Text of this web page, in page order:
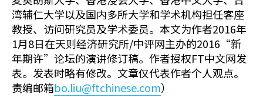
湾辅仁大学以及国内多所大学和学术机构担任客座
教授、访问研究员及学术委员。本文为作者2016年
1月8日在天则经济研究所/中评网主办的2016“新
年期许”论坛的演讲修订稿。作者授权FT中文网发
表。发表时略有修改。文章仅代表作者个人观点。
责编邮箱bo.liu@ftchinese.com）